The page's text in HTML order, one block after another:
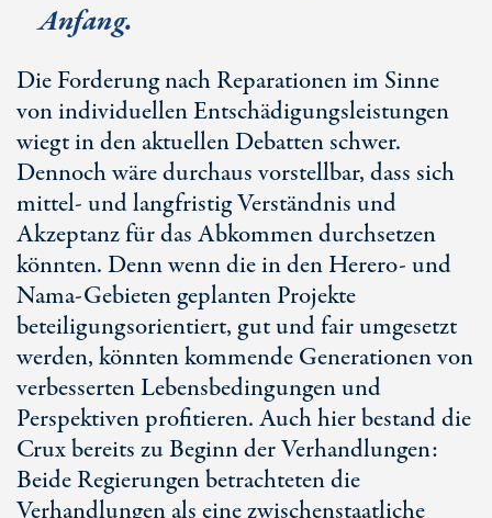
Anfang.
Die Forderung nach Reparationen im Sinne
von individuellen Entschädigungsleistungen
wiegt in den aktuellen Debatten schwer.
Dennoch wäre durchaus vorstellbar, dass sich
mittel- und langfristig Verständnis und
Akzeptanz für das Abkommen durchsetzen
könnten. Denn wenn die in den Herero- und
Nama-Gebieten geplanten Projekte
beteiligungsorientiert, gut und fair umgesetzt
werden, könnten kommende Generationen von
verbesserten Lebensbedingungen und
Perspektiven profitieren. Auch hier bestand die
Crux bereits zu Beginn der Verhandlungen:
Beide Regierungen betrachteten die